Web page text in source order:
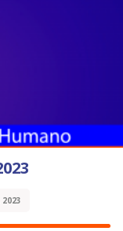
2023